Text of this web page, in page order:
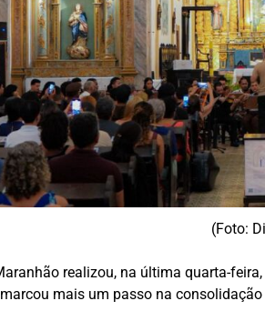
(Foto:
realizou, na última quarta-
mais um passo na